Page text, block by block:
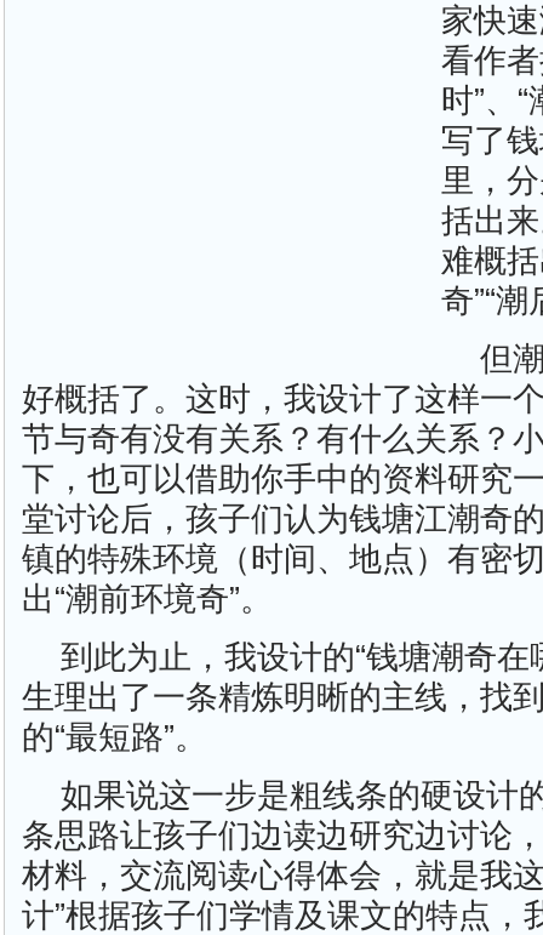
家快
看作者
时”、
写了
里，
括出
难概
奇”“
但
好概括了。这时，我设计了这样一
节与奇有没有关系？有什么关系？
下，也可以借助你手中的资料研究
堂讨论后，孩子们认为钱塘江潮奇
镇的特殊环境（时间、地点）有密
出“潮前环境奇”。
到此为止，我设计的“钱塘潮奇在
生理出了一条精炼明晰的主线，找
的“最短路”。
如果说这一步是粗线条的硬设计
条思路让孩子们边读边研究边讨论
材料，交流阅读心得体会，就是我
计”根据孩子们学情及课文的特点，